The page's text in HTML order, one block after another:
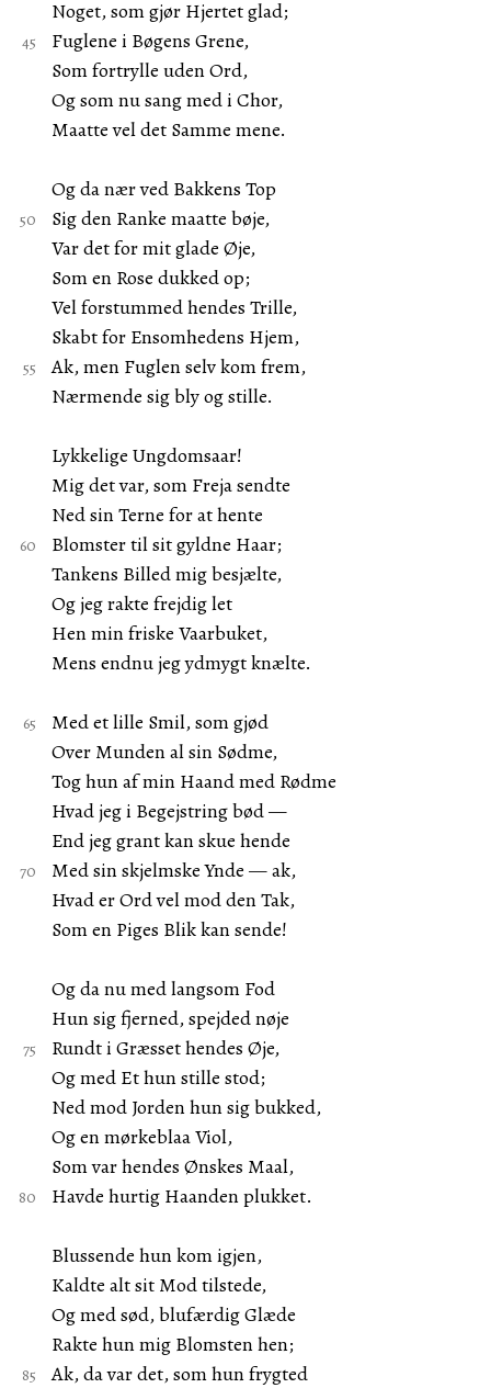
Noget, som gjør Hjertet glad;
Fuglene i Bøgens Grene,
Som fortrylle uden Ord,
Og som nu sang med i Chor,
Maatte vel det Samme mene.
Og da nær ved Bakkens Top
Sig den Ranke maatte bøje,
Var det for mit glade Øje,
Som en Rose dukked op;
Vel forstummed hendes Trille,
Skabt for Ensomhedens Hjem,
Ak, men Fuglen selv kom frem,
Nærmende sig bly og stille.
Lykkelige Ungdomsaar!
Mig det var, som Freja sendte
Ned sin Terne for at hente
Blomster til sit gyldne Haar;
Tankens Billed mig besjælte,
Og jeg rakte frejdig let
Hen min friske Vaarbuket,
Mens endnu jeg ydmygt knælte.
Med et lille Smil, som gjød
Over Munden al sin Sødme,
Tog hun af min Haand med Rødme
Hvad jeg i Begejstring bød —
End jeg grant kan skue hende
Med sin skjelmske Ynde — ak,
Hvad er Ord vel mod den Tak,
Som en Piges Blik kan sende!
Og da nu med langsom Fod
Hun sig fjerned, spejded nøje
Rundt i Græsset hendes Øje,
Og med Et hun stille stod;
Ned mod Jorden hun sig bukked,
Og en mørkeblaa Viol,
Som var hendes Ønskes Maal,
Havde hurtig Haanden plukket.
Blussende hun kom igjen,
Kaldte alt sit Mod tilstede,
Og med sød, blufærdig Glæde
Rakte hun mig Blomsten hen;
Ak, da var det, som hun frygted